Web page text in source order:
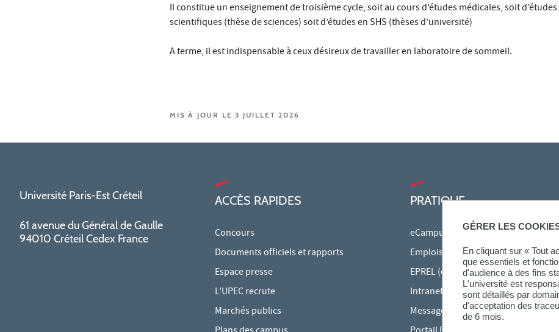
GÉRER LES
En cliquant sur « Tout
que essentiels et
d'audience à des fins
L'université est
sont détaillés par
d'acceptation des
de 6 mois.
Il constitue un enseignement de troisième cycle, soit au cours d’études médicales, soit d’études
scientifiques (thèse de sciences) soit d’études en SHS (thèses d’université)
A terme, il est indispensable à ceux désireux de travailler en laboratoire de sommeil.
MIS À JOUR LE 3 JUILLET 2026
Université Paris-Est Créteil
61 avenue du Général de Gaulle
94010 Créteil Cedex France
ACCÈS RAPIDES
Concours
Documents officiels et rapports
Espace presse
L'UPEC recrute
Marchés publics
PRATIQUE
eCampus
Emplois du temps en ligne
EPREL (cours en ligne)
Intranet des personnels
Messagerie étudiante